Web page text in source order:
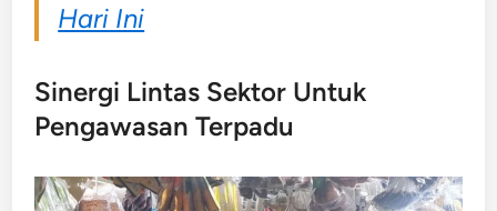
Hari Ini
Sinergi Lintas Sektor Untuk
Pengawasan Terpadu